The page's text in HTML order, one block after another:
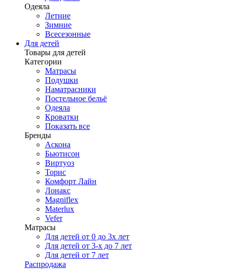
Одеяла
Летние
Зимние
Всесезонные
Для детей
Товары для детей
Категории
Матрасы
Подушки
Наматрасники
Постельное бельё
Одеяла
Кроватки
Показать все
Бренды
Аскона
Бьютисон
Виртуоз
Торис
Комфорт Лайн
Лонакс
Magniflex
Materlux
Vefer
Матрасы
Для детей от 0 до 3х лет
Для детей от 3-х до 7 лет
Для детей от 7 лет
Распродажа